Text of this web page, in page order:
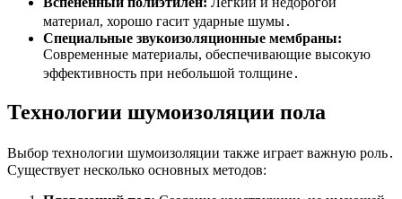
материал, хорошо гасит ударные шумы․
Специальные звукоизоляционные мембраны:
Современные материалы, обеспечивающие высокую
эффективность при небольшой толщине․
Технологии шумоизоляции пола
Выбор технологии шумоизоляции также играет важную роль․
Существует несколько основных методов: